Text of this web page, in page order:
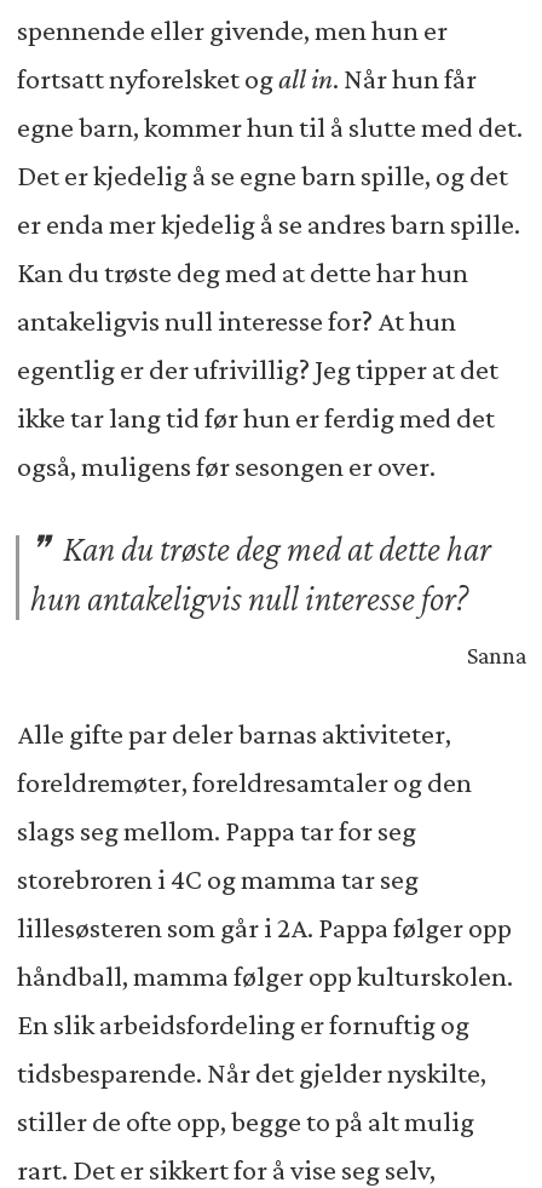
spennende eller givende, men hun er
fortsatt nyforelsket ogall in. Når hun får
egne barn, kommer hun til å slutte med det.
Det er kjedelig å se egne barn spille, og det
er enda mer kjedelig å se andres barn spille.
Kan du trøste deg med at dette har hun
antakeligvis null interesse for? At hun
egentlig er der ufrivillig? Jeg tipper at det
ikke tar lang tid før hun er ferdig med det
også, muligens før sesongen er over.
Kan du trøste deg med at dette har
hun antakeligvis null interesse for?
Sanna
Alle gifte par deler barnas aktiviteter,
foreldremøter, foreldresamtaler og den
slags seg mellom. Pappa tar for seg
storebroren i 4C og mamma tar seg
lillesøsteren som går i 2A. Pappa følger opp
håndball, mamma følger opp kulturskolen.
En slik arbeidsfordeling er fornuftig og
tidsbesparende. Når det gjelder nyskilte,
stiller de ofte opp, begge to på alt mulig
rart. Det er sikkert for å vise seg selv,